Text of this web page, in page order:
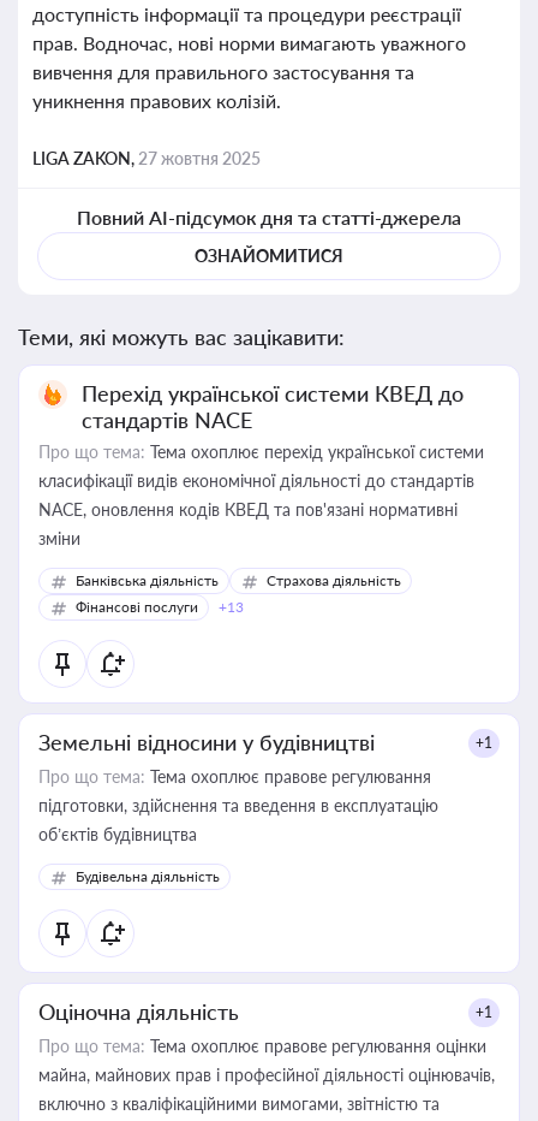
доступність інформації та процедури реєстрації
прав. Водночас, нові норми вимагають уважного
вивчення для правильного застосування та
уникнення правових колізій.
LIGA ZAKON, 27 жовтня 2025
Повний AI-підсумок дня та статті-джерела
ОЗНАЙОМИТИСЯ
Теми, які можуть вас зацікавити:
Перехід української системи КВЕД до
стандартів NACE
Про що тема: Тема охоплює перехід української системи
класифікації видів економічної діяльності до стандартів
NACE, оновлення кодів КВЕД та пов'язані нормативні
зміни
Банківська діяльність
Страхова діяльність
Фінансові послуги
+13
Земельні відносини у будівництві +1
Про що тема: Тема охоплює правове регулювання
підготовки, здійснення та введення в експлуатацію
об’єктів будівництва
Будівельна діяльність
Оціночна діяльність +1
Про що тема: Тема охоплює правове регулювання оцінки
майна, майнових прав і професійної діяльності оцінювачів,
включно з кваліфікаційними вимогами, звітністю та